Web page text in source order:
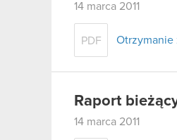
14 marca 2011
PDF Otrzymanie
Raport
14 marca 2011